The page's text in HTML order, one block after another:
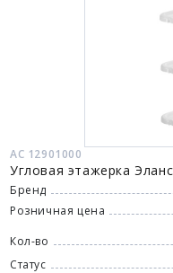
АС 12901000
Угловая этажерка
Бренд
Розничная цена
Кол-во
Статус